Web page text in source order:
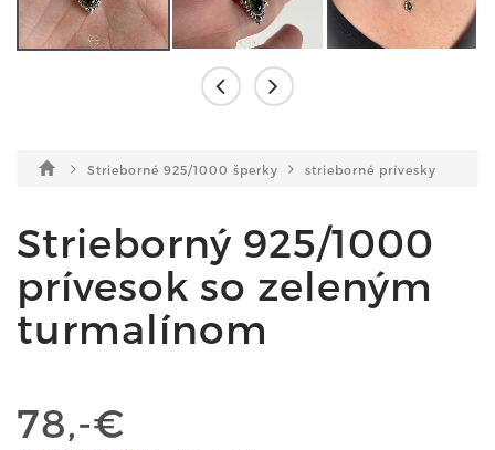
Strieborné 925/1000 šperky strieborné prívesky
Strieborný 925/1000
prívesok so zeleným
turmalínom
78,-€